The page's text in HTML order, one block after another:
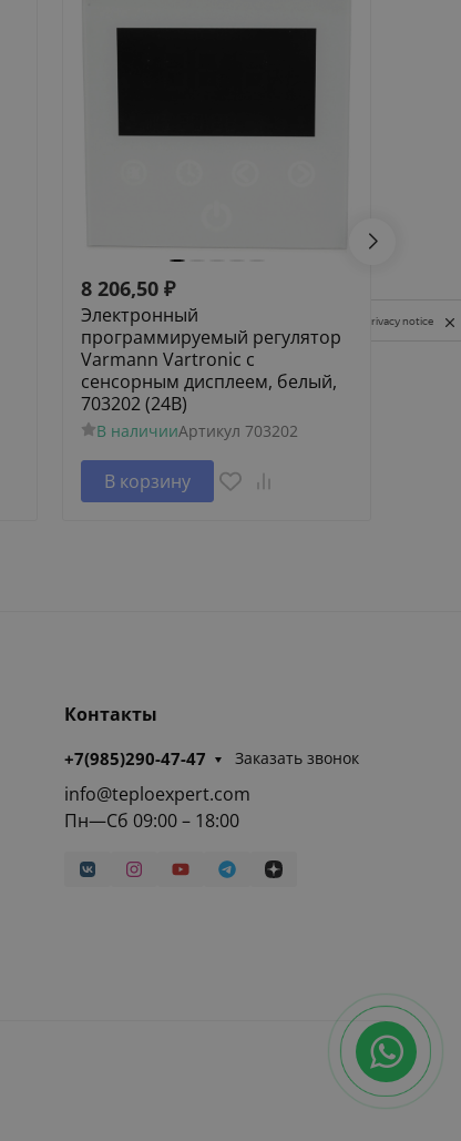
8 206,50 ₽
Электронный
программируемый регулятор
Varmann Vartronic с
сенсорным дисплеем, белый,
703202 (24В)
В наличииАртикул 703202
В корзину
Контакты
+7(985)290-47-47 Заказать звонок
info@teploexpert.com
Пн—Сб 09:00 – 18:00
Privacy notice